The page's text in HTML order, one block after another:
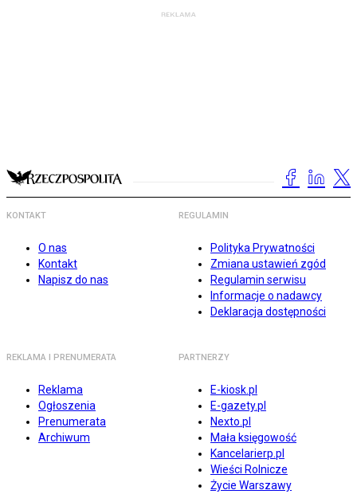
KONTAKT
O nas
Kontakt
Napisz do nas
REGULAMIN
Polityka Prywatności
Zmiana ustawień zgód
Regulamin serwisu
Informacje o nadawcy
Deklaracja dostępności
REKLAMA I PRENUMERATA
Reklama
Ogłoszenia
Prenumerata
Archiwum
PARTNERZY
E-kiosk.pl
E-gazety.pl
Nexto.pl
Mała księgowość
Kancelarierp.pl
Wieści Rolnicze
Życie Warszawy